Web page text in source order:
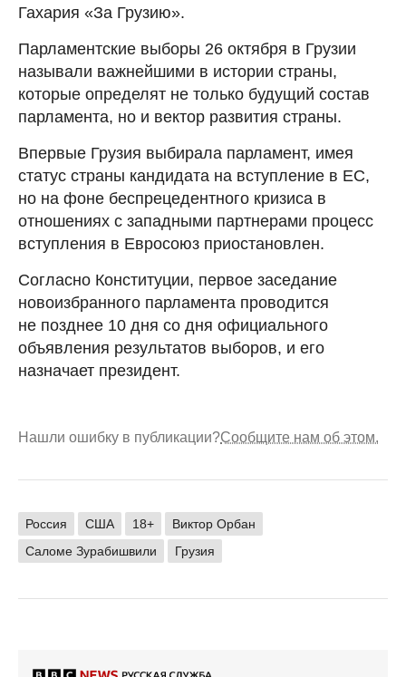
Гахария «За Грузию».
Парламентские выборы 26 октября в Грузии
называли важнейшими в истории страны,
которые определят не только будущий состав
парламента, но и вектор развития страны.
Впервые Грузия выбирала парламент, имея
статус страны кандидата на вступление в ЕС,
но на фоне беспрецедентного кризиса в
отношениях с западными партнерами процесс
вступления в Евросоюз приостановлен.
Согласно Конституции, первое заседание
новоизбранного парламента проводится
не позднее 10 дня со дня официального
объявления результатов выборов, и его
назначает президент.
Нашли ошибку в публикации?Сообщите нам об этом.
Россия США 18+
Виктор Орбан
Саломе Зурабишвили
Грузия